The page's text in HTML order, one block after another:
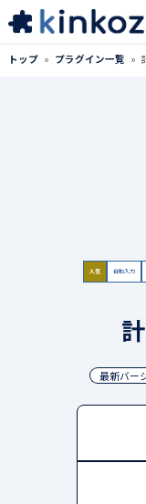
トップ プラグイン一覧
人気 自動入力
最新バー